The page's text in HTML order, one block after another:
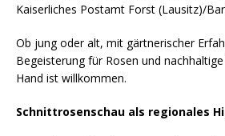
Kaiserliches Postamt Forst (Lausitz)/
Ob jung oder alt, mit gärtnerischer
Begeisterung für Rosen und
Hand ist willkommen.
Schnittrosenschau als regionales